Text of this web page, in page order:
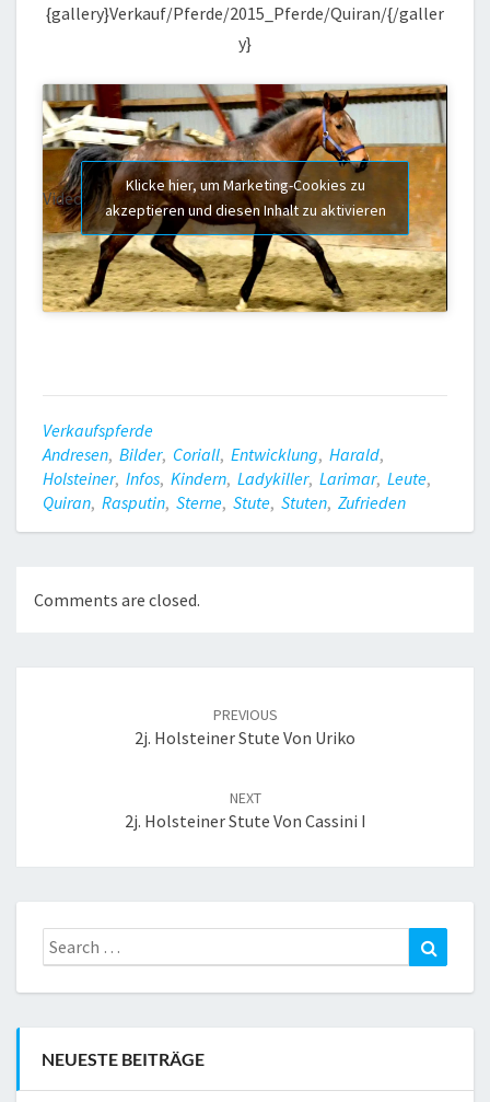
{gallery}Verkauf/Pferde/2015_Pferde/Quiran/{/galler
y}
Video:
Klicke hier, um Marketing-Cookies zu
akzeptieren und diesen Inhalt zu aktivieren
Verkaufspferde
Andresen, Bilder, Coriall, Entwicklung, Harald,
Holsteiner, Infos, Kindern, Ladykiller, Larimar, Leute,
Quiran, Rasputin, Sterne, Stute, Stuten, Zufrieden
Comments are closed.
PREVIOUS
2j. Holsteiner Stute Von Uriko
NEXT
2j. Holsteiner Stute Von Cassini I
Search
for:
NEUESTE BEITRÄGE